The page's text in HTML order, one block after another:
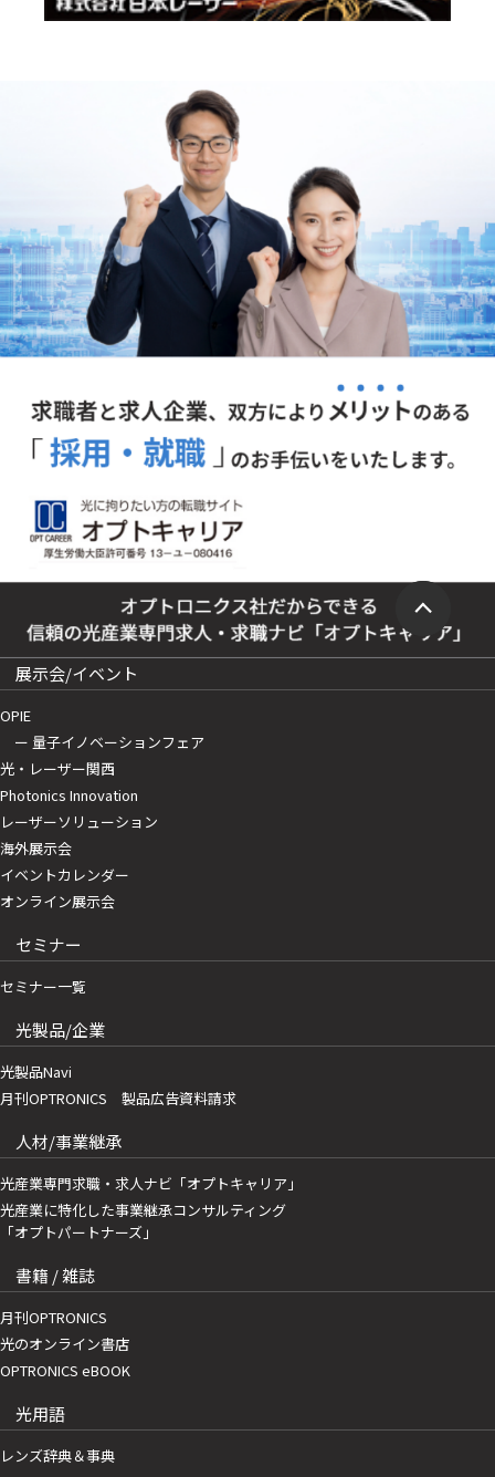
展示会/イベント
OPIE
ー 量子イノベーションフェア
光・レーザー関西
Photonics Innovation
レーザーソリューション
海外展示会
イベントカレンダー
オンライン展示会
セミナー
セミナー一覧
光製品/企業
光製品Navi
月刊OPTRONICS 製品広告資料請求
人材/事業継承
光産業専門求職・求人ナビ「オプトキャリア」
光産業に特化した事業継承コンサルティング
「オプトパートナーズ」
書籍 / 雑誌
月刊OPTRONICS
光のオンライン書店
OPTRONICS eBOOK
光用語
レンズ辞典＆事典